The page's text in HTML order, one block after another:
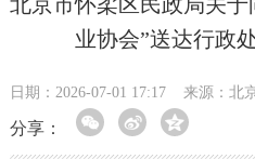
业协会”送达行政
日期：2026-07-01 17:17 来源：北
分享：